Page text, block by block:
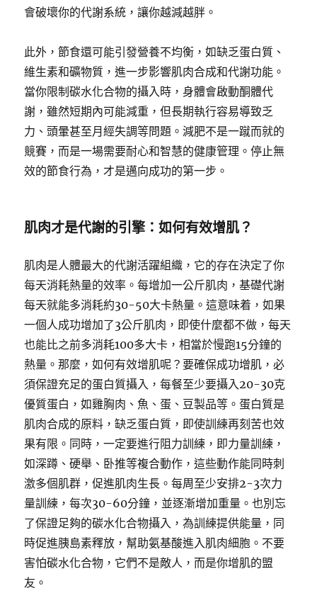
會破壞你的代謝系統，讓你越減越胖。
此外，節食還可能引發營養不均衡，如缺乏蛋白質、
維生素和礦物質，進一步影響肌肉合成和代謝功能。
當你限制碳水化合物的攝入時，身體會啟動酮體代
謝，雖然短期內可能減重，但長期執行容易導致乏
力、頭暈甚至月經失調等問題。減肥不是一蹴而就的
競賽，而是一場需要耐心和智慧的健康管理。停止無
效的節食行為，才是邁向成功的第一步。
肌肉才是代謝的引擎：如何有效增肌？
肌肉是人體最大的代謝活躍組織，它的存在決定了你
每天消耗熱量的效率。每增加一公斤肌肉，基礎代謝
每天就能多消耗約30-50大卡熱量。這意味着，如果
一個人成功增加了3公斤肌肉，即使什麼都不做，每天
也能比之前多消耗100多大卡，相當於慢跑15分鐘的
熱量。那麼，如何有效增肌呢？要確保成功增肌，必
須保證充足的蛋白質攝入，每餐至少要攝入20-30克
優質蛋白，如雞胸肉、魚、蛋、豆製品等。蛋白質是
肌肉合成的原料，缺乏蛋白質，即使訓練再刻苦也效
果有限。同時，一定要進行阻力訓練，即力量訓練，
如深蹲、硬舉、卧推等複合動作，這些動作能同時刺
激多個肌群，促進肌肉生長。每周至少安排2-3次力
量訓練，每次30-60分鐘，並逐漸增加重量。也別忘
了保證足夠的碳水化合物攝入，為訓練提供能量，同
時促進胰島素釋放，幫助氨基酸進入肌肉細胞。不要
害怕碳水化合物，它們不是敵人，而是你增肌的盟
友。